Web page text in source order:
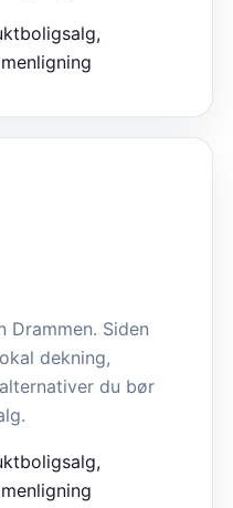
Drammen. Siden
dekning,
du bør